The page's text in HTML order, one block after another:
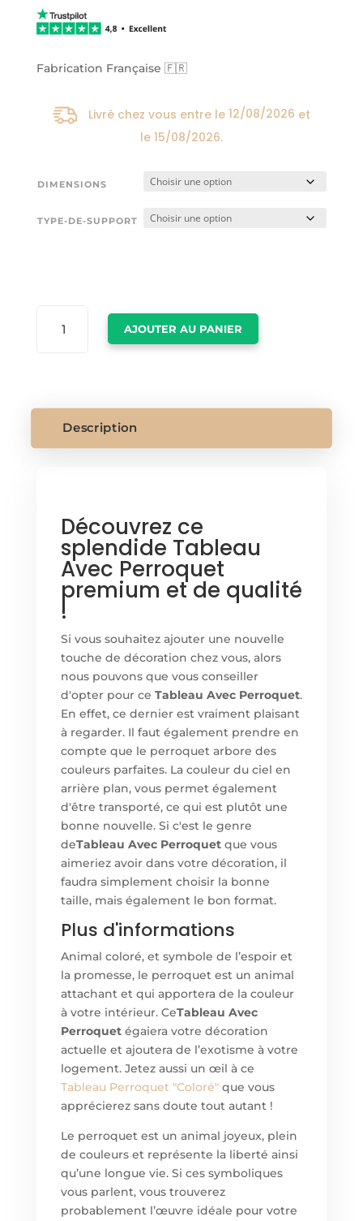
Fabrication Française 🇫🇷
Livré chez vous entre le 12/08/2026 et
le 15/08/2026.
DIMENSIONS
TYPE-DE-SUPPORT
AJOUTER AU PANIER
Description
Découvrez ce
splendide Tableau
Avec Perroquet
premium et de qualité
!
Si vous souhaitez ajouter une nouvelle
touche de décoration chez vous, alors
nous pouvons que vous conseiller
d'opter pour ce Tableau Avec Perroquet.
En effet, ce dernier est vraiment plaisant
à regarder. Il faut également prendre en
compte que le perroquet arbore des
couleurs parfaites. La couleur du ciel en
arrière plan, vous permet également
d'être transporté, ce qui est plutôt une
bonne nouvelle. Si c'est le genre
deTableau Avec Perroquetque vous
aimeriez avoir dans votre décoration, il
faudra simplement choisir la bonne
taille, mais également le bon format.
Plus d'informations
Animal coloré, et symbole de l’espoir et
la promesse, le perroquet est un animal
attachant et qui apportera de la couleur
à votre intérieur. CeTableau Avec
Perroquetégaiera votre décoration
actuelle et ajoutera de l’exotisme à votre
logement. Jetez aussi un œil à ce
Tableau Perroquet "Coloré"que vous
apprécierez sans doute tout autant !
Le perroquet est un animal joyeux, plein
de couleurs et représente la liberté ainsi
qu’une longue vie. Si ces symboliques
vous parlent, vous trouverez
probablement l’œuvre idéale pour votre